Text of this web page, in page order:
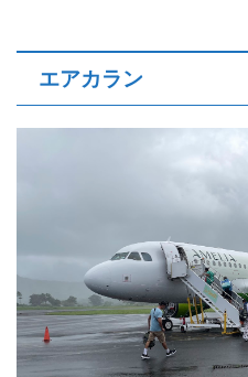
エアカラン